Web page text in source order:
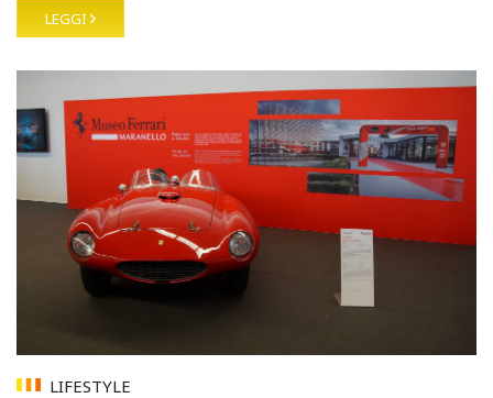
LEGGI
LIFESTYLE